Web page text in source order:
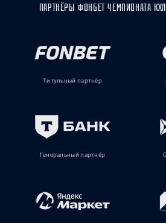
ПАРТНЁРЫ ФОНБЕТ ЧЕМПИОНАТА
Титульный партнёр
Генеральный партнёр